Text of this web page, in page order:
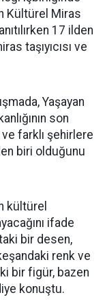
Kültürel Miras
17 ilden
taşıyıcısı ve
Yaşayan
son
farklı şehirlere
biri olduğunu
kültürel
ifade
bir desen,
renk ve
bir figür, bazen
konuştu.